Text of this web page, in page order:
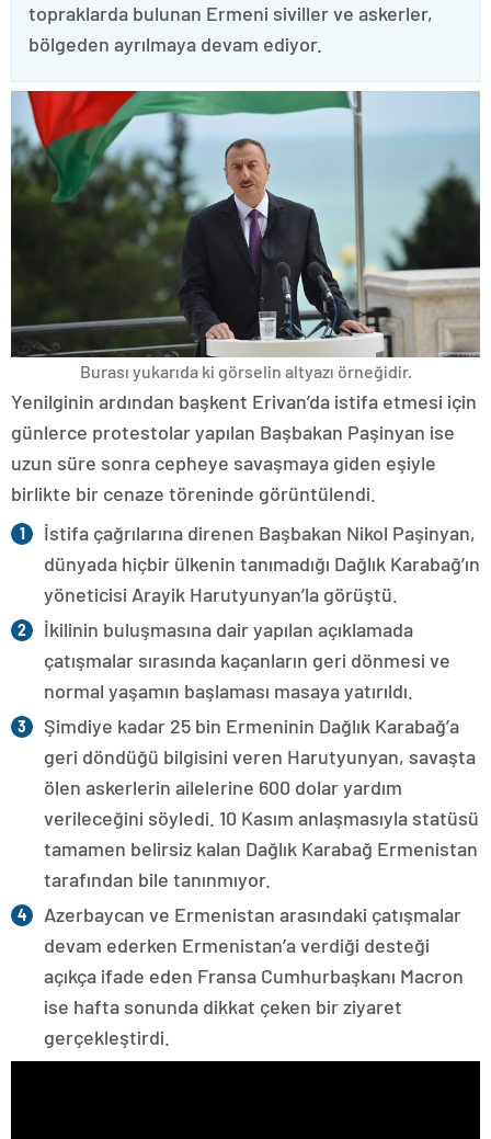
topraklarda bulunan Ermeni siviller ve askerler,
bölgeden ayrılmaya devam ediyor.
Burası yukarıda ki görselin altyazı örneğidir.
Yenilginin ardından başkent Erivan’da istifa etmesi için
günlerce protestolar yapılan Başbakan Paşinyan ise
uzun süre sonra cepheye savaşmaya giden eşiyle
birlikte bir cenaze töreninde görüntülendi.
İstifa çağrılarına direnen Başbakan Nikol Paşinyan,
dünyada hiçbir ülkenin tanımadığı Dağlık Karabağ’ın
yöneticisi Arayik Harutyunyan’la görüştü.
İkilinin buluşmasına dair yapılan açıklamada
çatışmalar sırasında kaçanların geri dönmesi ve
normal yaşamın başlaması masaya yatırıldı.
Şimdiye kadar 25 bin Ermeninin Dağlık Karabağ’a
geri döndüğü bilgisini veren Harutyunyan, savaşta
ölen askerlerin ailelerine 600 dolar yardım
verileceğini söyledi. 10 Kasım anlaşmasıyla statüsü
tamamen belirsiz kalan Dağlık Karabağ Ermenistan
tarafından bile tanınmıyor.
Azerbaycan ve Ermenistan arasındaki çatışmalar
devam ederken Ermenistan’a verdiği desteği
açıkça ifade eden Fransa Cumhurbaşkanı Macron
ise hafta sonunda dikkat çeken bir ziyaret
gerçekleştirdi.